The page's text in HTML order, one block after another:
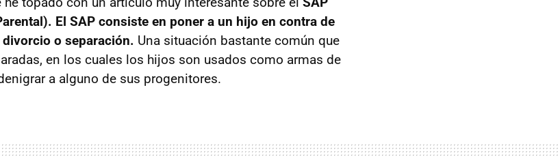
El SAP consiste en poner a un hijo en contra de
o separación. Una situación bastante común que
en los cuales los hijos son usados como armas de
a alguno de sus progenitores.